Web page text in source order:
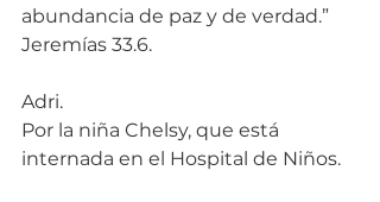
abundancia de paz y de verdad.”
Jeremías 33.6.
Adri.
Por la niña Chelsy, que está
internada en el Hospital de Niños.